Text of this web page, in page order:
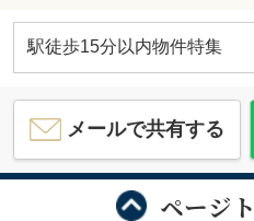
駅徒歩15分以内物件特集
メールで共有する
ページ